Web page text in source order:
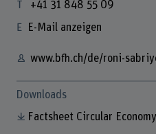
+41 31 848 55 09
E-Mail anzeigen
www.bfh.ch/de/roni-
Downloads
Factsheet Circular Economy